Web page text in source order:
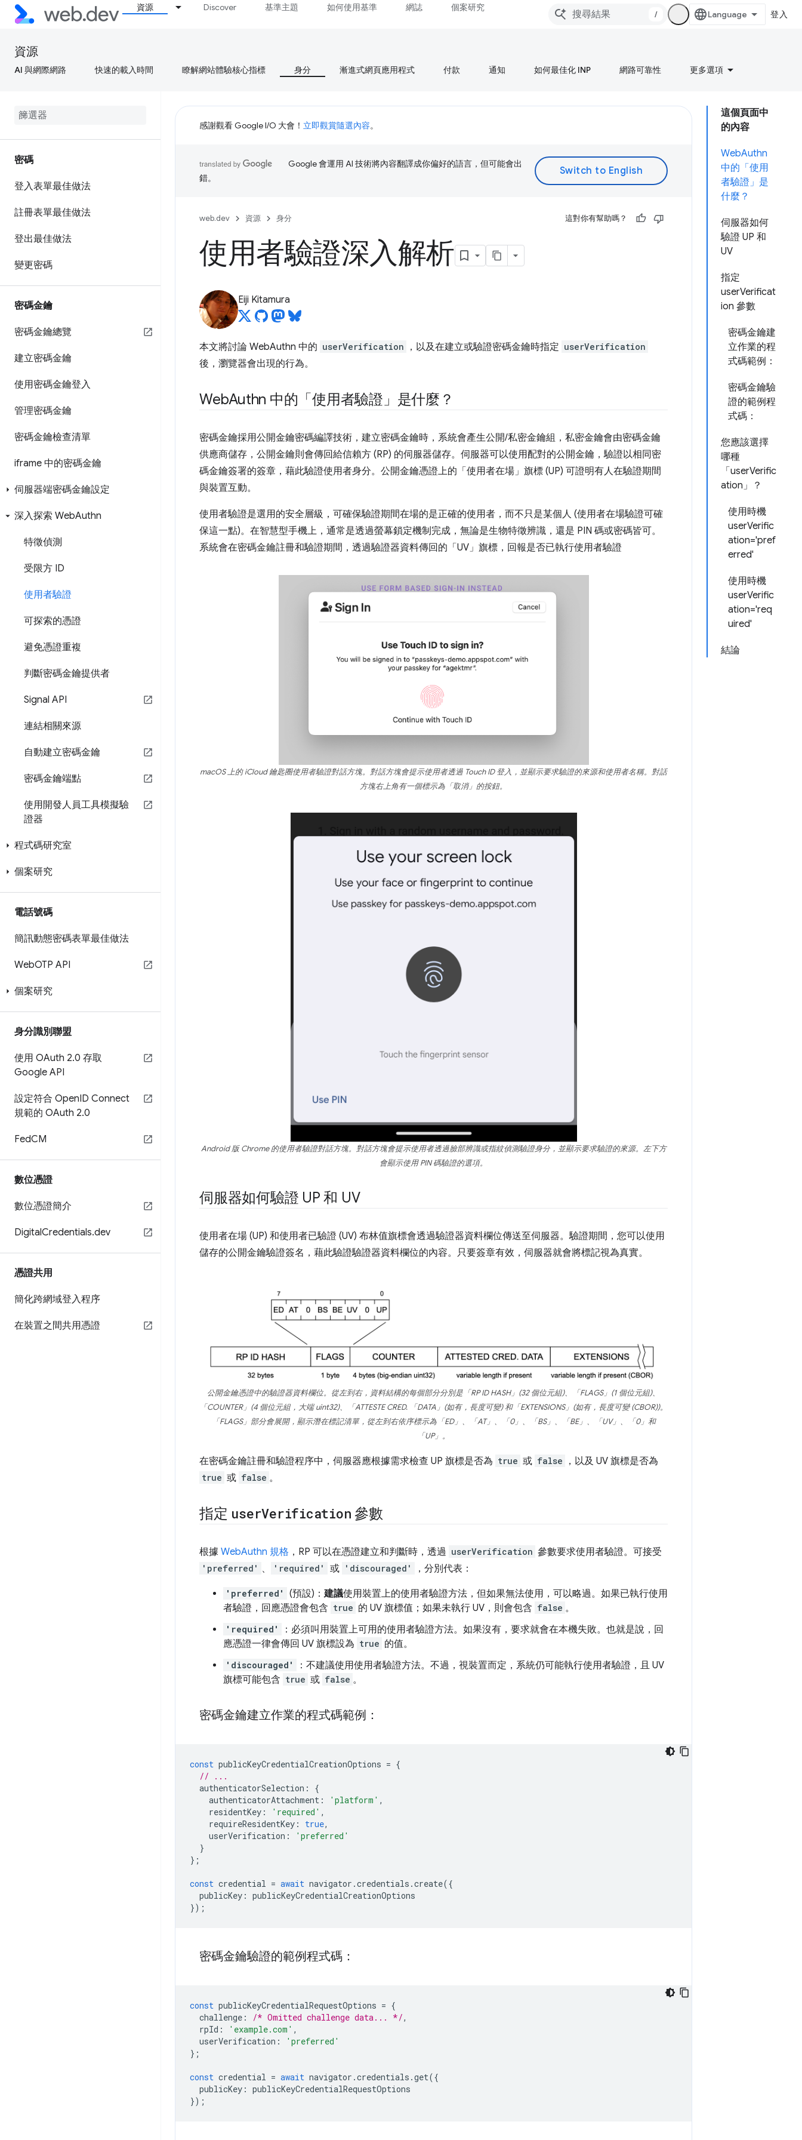
資源 Discover 基準主題 如何使用基準 網誌 個案研究
/ 登入
資源
AI 與網際網路 快速的載入時間 瞭解網站體驗核心指標 身分 漸進式網頁應用程式 付款 通知 如何最佳化 INP 網路可靠性 更多選項
密碼
登入表單最佳做法
註冊表單最佳做法
登出最佳做法
變更密碼
密碼金鑰
密碼金鑰總覽
建立密碼金鑰
使用密碼金鑰登入
管理密碼金鑰
密碼金鑰檢查清單
iframe 中的密碼金鑰
伺服器端密碼金鑰設定
深入探索 WebAuthn
特徵偵測
受限方 ID
使用者驗證
可探索的憑證
避免憑證重複
判斷密碼金鑰提供者
Signal API
連結相關來源
自動建立密碼金鑰
密碼金鑰端點
使用開發人員工具模擬驗
證器
程式碼研究室
個案研究
電話號碼
簡訊動態密碼表單最佳做法
WebOTP API
個案研究
身分識別聯盟
使用 OAuth 2.0 存取
Google API
設定符合 OpenID Connect
規範的 OAuth 2.0
FedCM
數位憑證
數位憑證簡介
DigitalCredentials.dev
憑證共用
簡化跨網域登入程序
在裝置之間共用憑證
這個頁面中
的內容
WebAuthn
中的「使用
者驗證」是
什麼？
伺服器如何
驗證 UP 和
UV
指定
userVerificat
ion 參數
密碼金鑰建
立作業的程
式碼範例：
密碼金鑰驗
證的範例程
式碼：
您應該選擇
哪種
「userVerific
ation」？
使用時機
userVerific
ation='pref
erred'
使用時機
userVerific
ation='req
uired'
結論
感謝觀看 Google I/O 大會！ 立即觀賞隨選內容。
Google 會運用 AI 技術將內容翻譯成你偏好的語言，但可能會出
錯。
web.dev 資源 身分 這對你有幫助嗎？
使用者驗證深入解析
Eiji Kitamura
本文將討論 WebAuthn 中的 userVerification ，以及在建立或驗證密碼金鑰時指定 userVerification
後，瀏覽器會出現的行為。
WebAuthn 中的「使用者驗證」是什麼？
密碼金鑰採用公開金鑰密碼編譯技術，建立密碼金鑰時，系統會產生公開/私密金鑰組，私密金鑰會由密碼金鑰
供應商儲存，公開金鑰則會傳回給信賴方 (RP) 的伺服器儲存。伺服器可以使用配對的公開金鑰，驗證以相同密
碼金鑰簽署的簽章，藉此驗證使用者身分。公開金鑰憑證上的「使用者在場」旗標 (UP) 可證明有人在驗證期間
與裝置互動。
使用者驗證是選用的安全層級，可確保驗證期間在場的是正確的使用者，而不只是某個人 (使用者在場驗證可確
保這一點)。在智慧型手機上，通常是透過螢幕鎖定機制完成，無論是生物特徵辨識，還是 PIN 碼或密碼皆可。
系統會在密碼金鑰註冊和驗證期間，透過驗證器資料傳回的「UV」旗標，回報是否已執行使用者驗證
macOS 上的 iCloud 鑰匙圈使用者驗證對話方塊。對話方塊會提示使用者透過 Touch ID 登入，並顯示要求驗證的來源和使用者名稱。對話
方塊右上角有一個標示為「取消」的按鈕。
Android 版 Chrome 的使用者驗證對話方塊。對話方塊會提示使用者透過臉部辨識或指紋偵測驗證身分，並顯示要求驗證的來源。左下方
會顯示使用 PIN 碼驗證的選項。
伺服器如何驗證 UP 和 UV
使用者在場 (UP) 和使用者已驗證 (UV) 布林值旗標會透過驗證器資料欄位傳送至伺服器。驗證期間，您可以使用
儲存的公開金鑰驗證簽名，藉此驗證驗證器資料欄位的內容。只要簽章有效，伺服器就會將標記視為真實。
公開金鑰憑證中的驗證器資料欄位。從左到右，資料結構的每個部分分別是「RP ID HASH」(32 個位元組)、「FLAGS」(1 個位元組)、
「COUNTER」(4 個位元組，大端 uint32)、「ATTESTE CRED. 「DATA」(如有，長度可變) 和「EXTENSIONS」(如有，長度可變 (CBOR))。
「FLAGS」部分會展開，顯示潛在標記清單，從左到右依序標示為「ED」、「AT」、「0」、「BS」、「BE」、「UV」、「0」和
「UP」。
在密碼金鑰註冊和驗證程序中，伺服器應根據需求檢查 UP 旗標是否為 true 或 false ，以及 UV 旗標是否為
true 或 false 。
指定 userVerification 參數
根據 WebAuthn 規格 ，RP 可以在憑證建立和判斷時，透過 userVerification 參數要求使用者驗證。可接受
'preferred' 、 'required' 或 'discouraged' ，分別代表：
'preferred' (預設)：建議使用裝置上的使用者驗證方法，但如果無法使用，可以略過。如果已執行使用
者驗證，回應憑證會包含 true 的 UV 旗標值；如果未執行 UV，則會包含 false 。
'required'
：必須叫用裝置上可用的使用者驗證方法。如果沒有，要求就會在本機失敗。也就是說，回
應憑證一律會傳回 UV 旗標設為 true 的值。
'discouraged'
：不建議使用使用者驗證方法。不過，視裝置而定，系統仍可能執行使用者驗證，且 UV
旗標可能包含 true 或 false 。
密碼金鑰建立作業的程式碼範例：
const publicKeyCredentialCreationOptions = {
// ...
authenticatorSelection :
{
authenticatorAttachment : 'platform' ,
residentKey : 'required' ,
requireResidentKey : true,
userVerification :
'preferred'
}
};
const credential = await navigator .credentials .create({
publicKey : publicKeyCredentialCreationOptions
});
密碼金鑰驗證的範例程式碼：
const publicKeyCredentialRequestOptions = {
challenge : /* Omitted challenge data... */,
rpId : 'example.com' ,
userVerification :
'preferred'
};
const credential = await navigator .credentials .get({
publicKey : publicKeyCredentialRequestOptions
});